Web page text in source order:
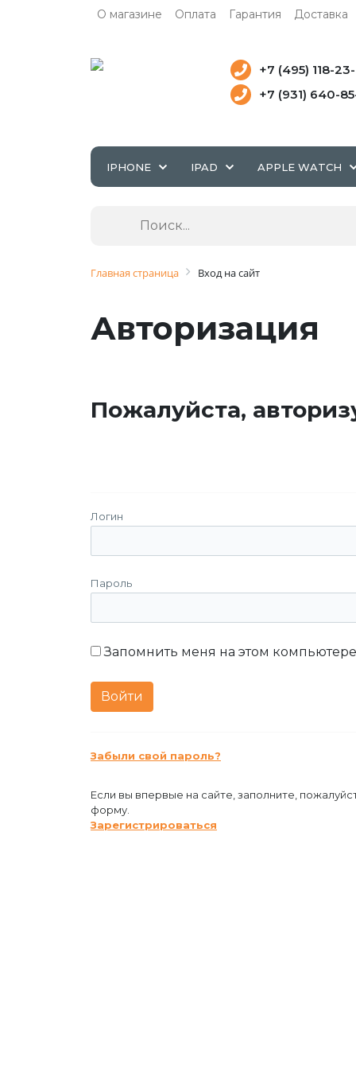
О магазине Оплата Гарантия Доставка
+7 (495) 118-
+7 (931) 640-
IPHONE IPAD APPLE WATCH
Главная страница Вход на сайт
Авторизация
Пожалуйста,
Логин
Пароль
Запомнить меня на этом компьютере
Забыли свой пароль?
Если вы впервые на сайте, заполните,
форму.
Зарегистрироваться